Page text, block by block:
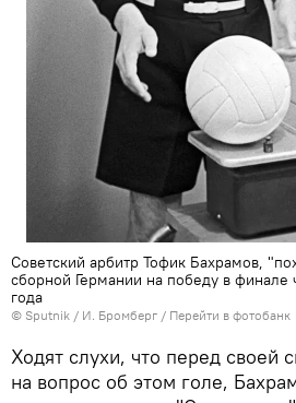
Советский арбитр Тофик Бахрамов,
сборной Германии на победу в финале
года
© Sputnik / И. Бромберг / Перейти в фотобанк
Ходят слухи, что перед своей
на вопрос об этом голе,